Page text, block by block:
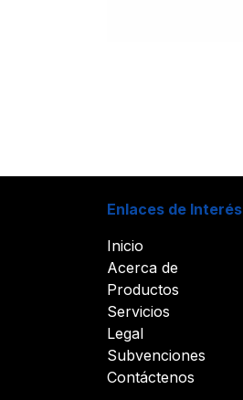
Enlaces de Interés
Inicio
Acerca de
Productos
Servicios
Legal
Subvenciones
Contáctenos